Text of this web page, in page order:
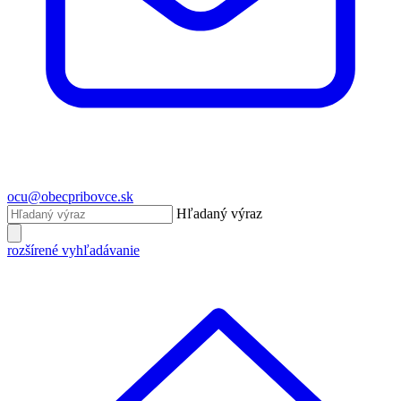
ocu@obecpribovce.sk
Hľadaný výraz
rozšírené vyhľadávanie